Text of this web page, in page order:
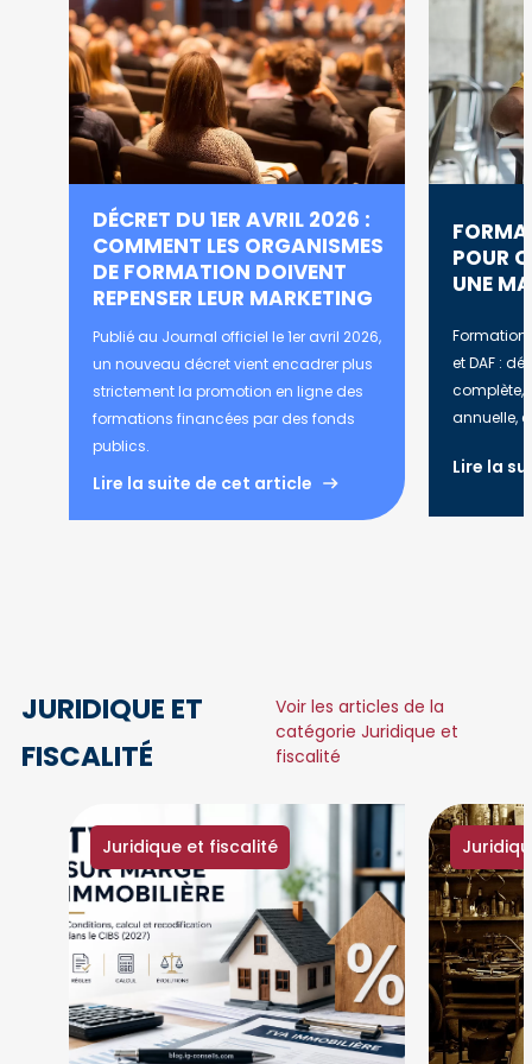
DÉCRET DU 1ER AVRIL 2026 :
COMMENT LES ORGANISMES
DE FORMATION DOIVENT
REPENSER LEUR MARKETING
Publié au Journal officiel le 1er avril 2026,
un nouveau décret vient encadrer plus
strictement la promotion en ligne des
formations financées par des fonds
publics.
Lire la suite de cet article
POUR
UNE
Formation
et DAF :
complète,
annuelle,
Lire la
JURIDIQUE ET
FISCALITÉ
Voir les articles de la
catégorie Juridique et
fiscalité
Juridique et fiscalité